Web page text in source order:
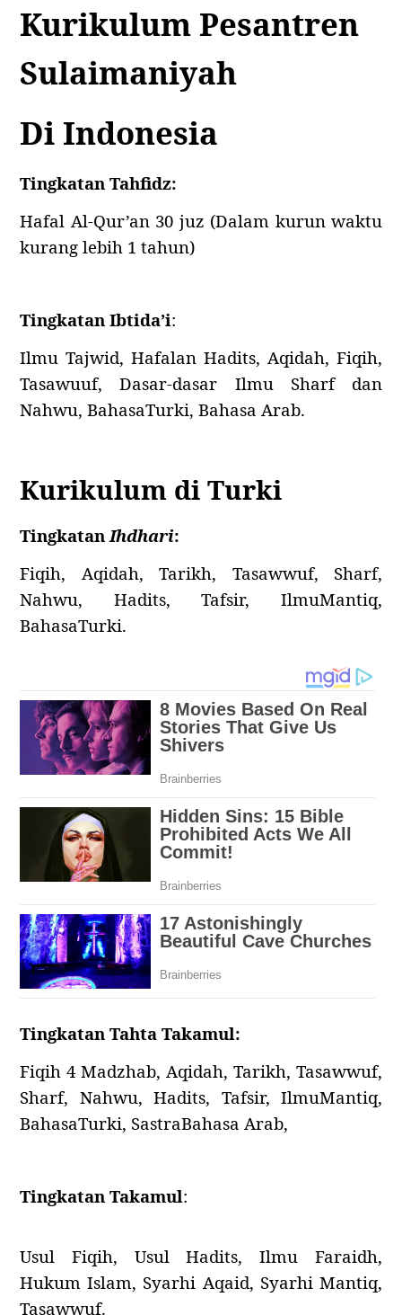
Kurikulum Pesantren
Sulaimaniyah
Di Indonesia
Tingkatan Tahfidz:
Hafal Al-Qur’an 30 juz (Dalam kurun waktu
kurang lebih 1 tahun)
Tingkatan Ibtida’i:
Ilmu Tajwid, Hafalan Hadits, Aqidah, Fiqih,
Tasawuuf, Dasar-dasar Ilmu Sharf dan
Nahwu, BahasaTurki, Bahasa Arab.
Kurikulum di Turki
TingkatanIhdhari:
Fiqih, Aqidah, Tarikh, Tasawwuf, Sharf,
Nahwu, Hadits, Tafsir, IlmuMantiq,
BahasaTurki.
Tingkatan Tahta Takamul:
Fiqih 4 Madzhab, Aqidah, Tarikh, Tasawwuf,
Sharf, Nahwu, Hadits, Tafsir, IlmuMantiq,
BahasaTurki, SastraBahasa Arab,
Tingkatan Takamul:
Usul Fiqih, Usul Hadits, Ilmu Faraidh,
Hukum Islam, Syarhi Aqaid, Syarhi Mantiq,
Tasawwuf.